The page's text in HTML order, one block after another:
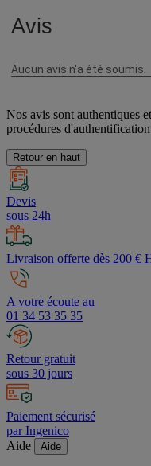
Nos avis sont authentiques
procédures
Retour en haut
Devis
sous 24h
Livraison offerte dès 200 €
A votre écoute au
01 34 53 35 35
Retour gratuit
sous 30 jours
Paiement sécurisé
par Ingenico
Aide
Aide